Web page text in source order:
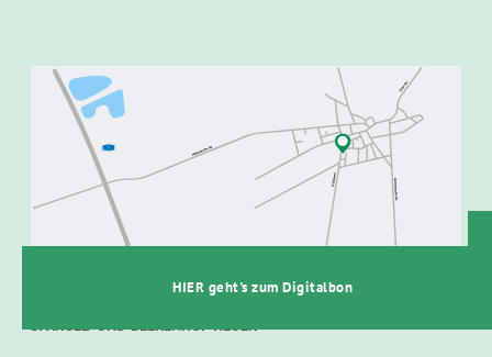
SPARGEL- UND BEERENHOF HEUER
HIER geht's zum Digitalbon